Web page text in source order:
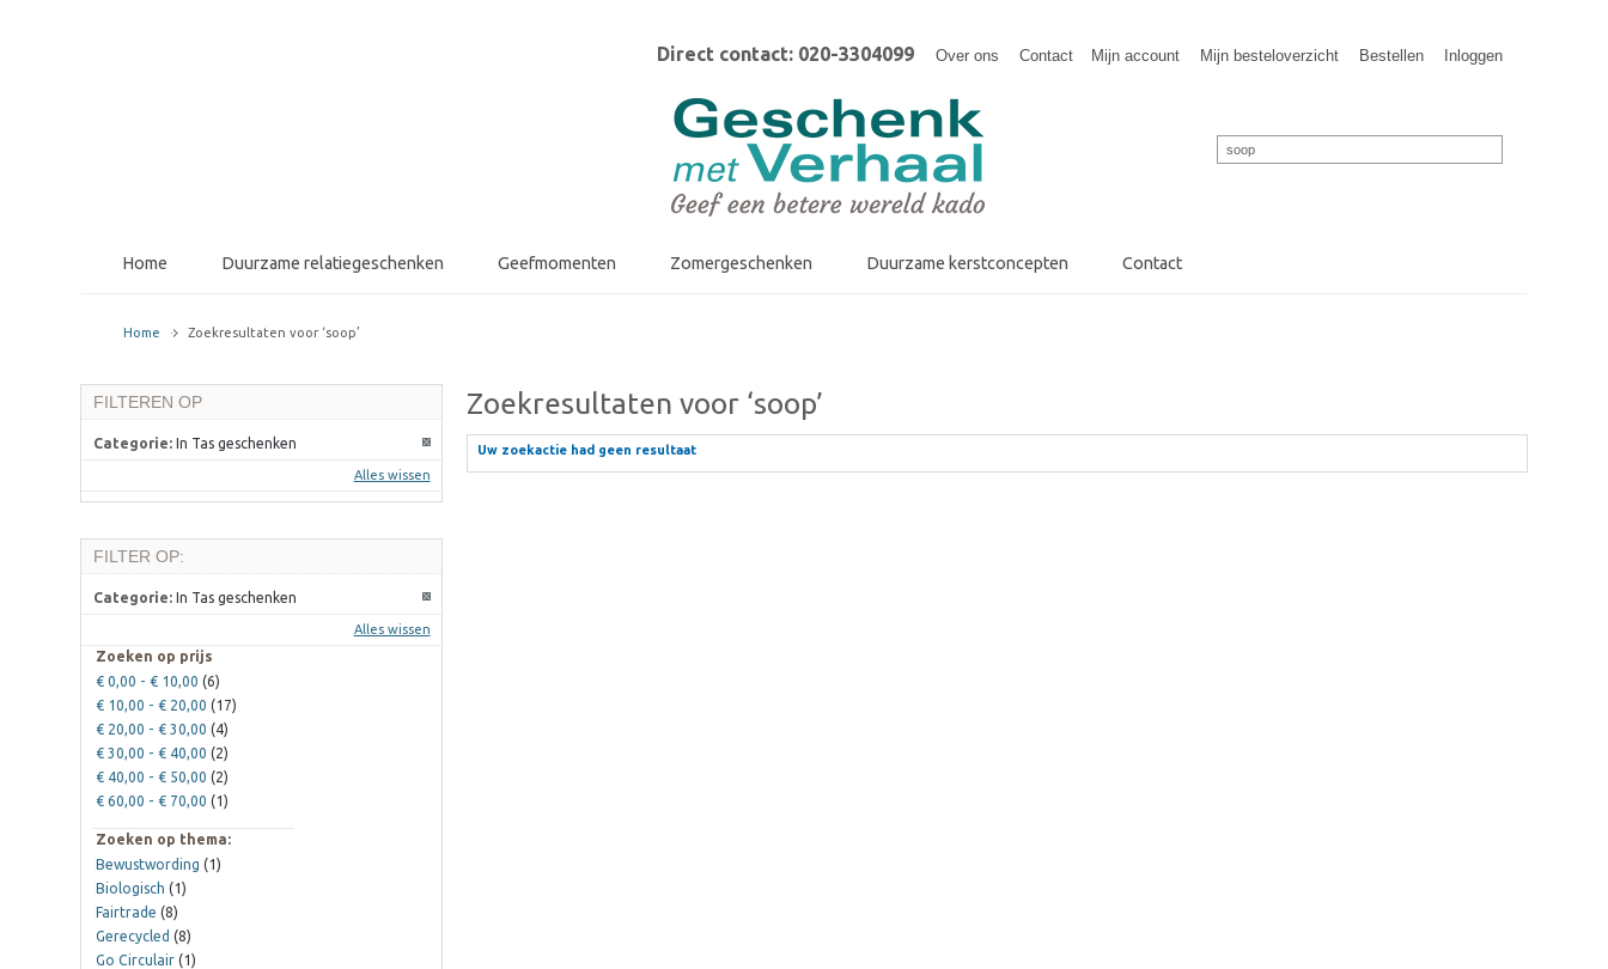
Direct contact: 020-3304099 Over ons Contact Mijn account Mijn besteloverzicht Bestellen Inloggen
Home Duurzame relatiegeschenken Geefmomenten Zomergeschenken Duurzame kerstconcepten Contact
Home Zoekresultaten voor ‘soop’
Zoekresultaten voor ‘soop’
Uw zoekactie had geen resultaat
FILTEREN OP
Categorie: In Tas geschenken
Alles wissen
FILTER OP:
Categorie: In Tas geschenken
Alles wissen
Zoeken op prijs
€ 0,00 -€ 10,00 (6)
€ 10,00 -€ 20,00 (17)
€ 20,00 -€ 30,00 (4)
€ 30,00 -€ 40,00 (2)
€ 40,00 -€ 50,00 (2)
€ 60,00 -€ 70,00 (1)
Zoeken op thema:
Bewustwording (1)
Biologisch (1)
Fairtrade (8)
Gerecycled (8)
Go Circulair (1)